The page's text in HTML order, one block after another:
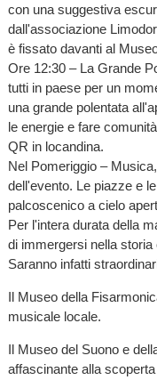
con una suggestiva
dall'associazione
è fissato davanti al
Ore 12:30 – La Grande
tutti in paese per un
una grande polentata
le energie e fare
QR in locandina.
Nel Pomeriggio –
dell'evento. Le piazze e
palcoscenico a cielo
Per l'intera durata della
di immergersi nella storia
Saranno infatti
Il Museo della
musicale locale.
Il Museo del Suono e
affascinante alla